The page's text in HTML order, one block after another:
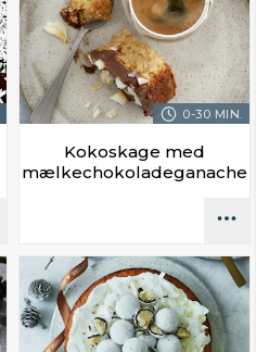
0-30 MIN.
Kokoskage med
mælkechokoladeganache